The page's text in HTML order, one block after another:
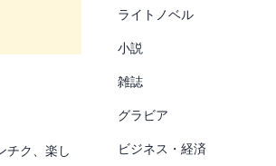
チク、楽し
ライトノベル
小説
雑誌
グラビア
ビジネス・経済